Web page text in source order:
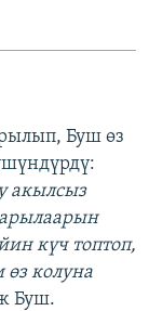
Буш өз
акылсыз
күч топтоп,
өз колуна
Буш.